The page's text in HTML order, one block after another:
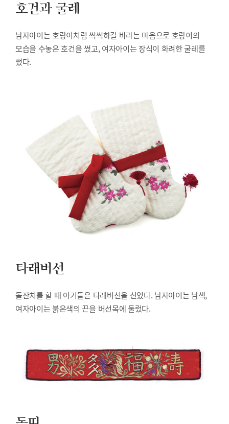
호건과 굴레
남자아이는 호랑이처럼 씩씩하길 바라는 마음으로 호랑이의
모습을 수놓은 호건을 썼고, 여자아이는 장식이 화려한 굴레를
썼다.
타래버선
돌잔치를 할 때 아기들은 타래버선을 신었다. 남자아이는 남색,
여자아이는 붉은색의 끈을 버선목에 둘렀다.